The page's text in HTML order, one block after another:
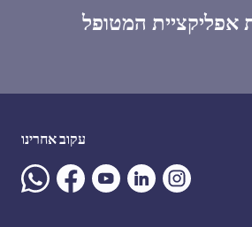
אפליקציית המטופל
עקוב אחרינו